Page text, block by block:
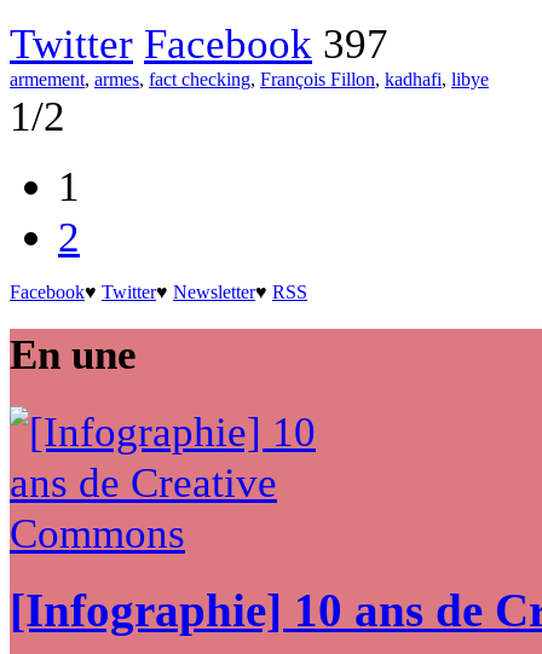
Twitter Facebook 397
armement, armes, fact checking, François Fillon, kadhafi, libye
1/2
1
2
Facebook♥ Twitter♥ Newsletter♥ RSS
En une
[Infographie] 10 ans de